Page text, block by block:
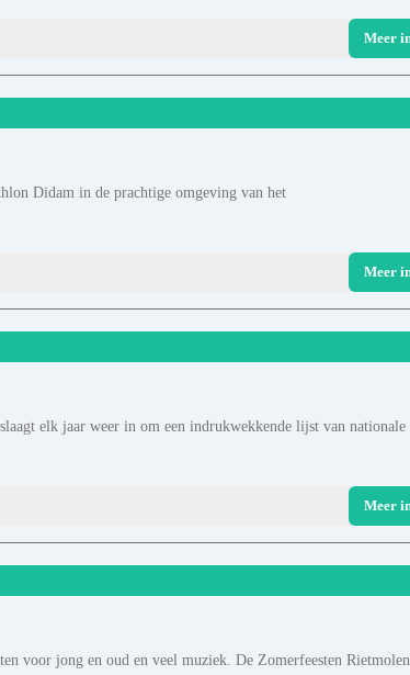
Meer
Didam in de prachtige omgeving van het
Meer
elk jaar weer in om een indrukwekkende lijst van nationale
Meer
voor jong en oud en veel muziek. De Zomerfeesten Rietmolen